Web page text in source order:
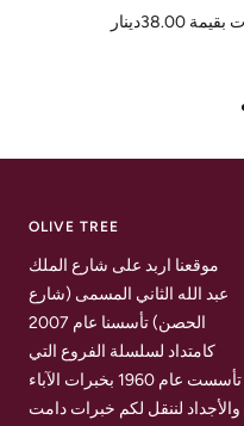
OLIVE TREE
موقعنا اربد على شارع الملك
عبد الله الثاني المسمى (شارع
الحصن) تأسسنا عام 2007
كامتداد لسلسلة الفروع التي
تأسست عام 1960 بخبرات الآباء
والأجداد لننقل لكم خبرات دامت